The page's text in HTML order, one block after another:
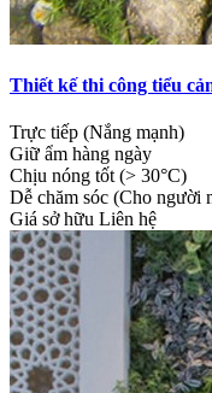
Thiết kế thi công tiểu
Trực tiếp (Nắng mạnh)
Giữ ẩm hàng ngày
Chịu nóng tốt (> 30°C)
Dễ chăm sóc (Cho người
Giá sở hữu Liên hệ